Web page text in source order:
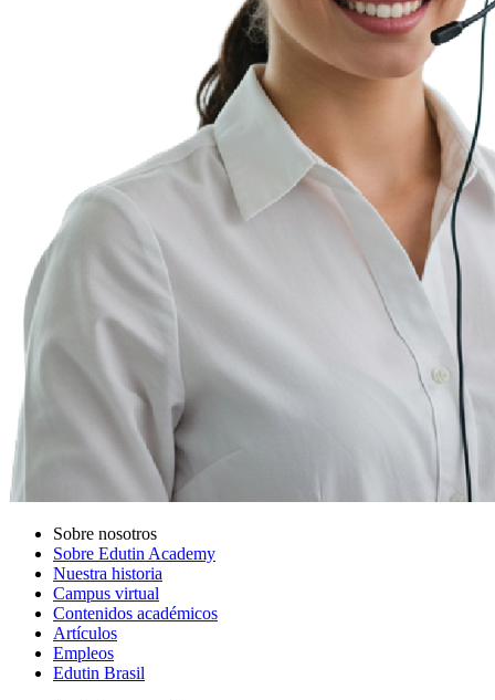
Sobre nosotros
Sobre Edutin Academy
Nuestra historia
Campus virtual
Contenidos académicos
Artículos
Empleos
Edutin Brasil